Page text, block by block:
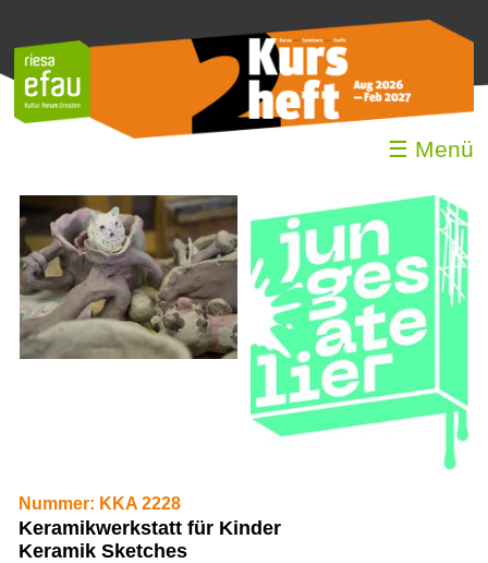
☰ Menü
Nummer: KKA 2228
Keramikwerkstatt für Kinder
Keramik Sketches